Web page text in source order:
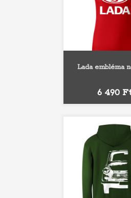
Lada embléma
Ár
6 490